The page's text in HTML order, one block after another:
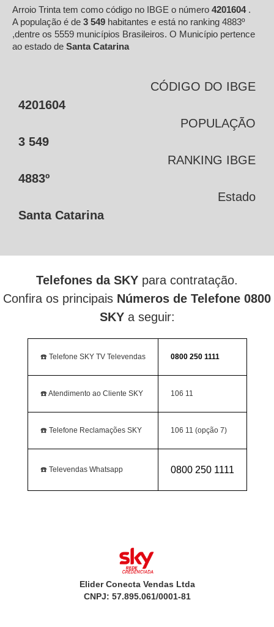
Arroio Trinta tem como código no IBGE o número 4201604 .
A população é de 3 549 habitantes e está no ranking 4883º
,dentre os 5559 municípios Brasileiros. O Município pertence
ao estado de Santa Catarina
CÓDIGO DO IBGE
4201604
POPULAÇÃO
3 549
RANKING IBGE
4883º
Estado
Santa Catarina
Telefones da SKY para contratação.
Confira os principais Números de Telefone 0800
SKYa seguir:
☎️ Telefone SKY TV Televendas 0800 250 1111
☎️ Atendimento ao Cliente SKY 106 11
☎️ Telefone Reclamações SKY 106 11 (opção 7)
☎️ Televendas Whatsapp 0800 250 1111
Elider Conecta Vendas Ltda
CNPJ: 57.895.061/0001-81